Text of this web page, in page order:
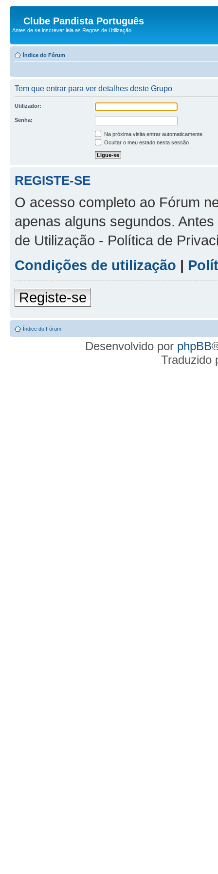
Clube Pandista Português
Antes de se inscrever leia as Regras de Utilização
Índice do Fórum
Tem que entrar para ver detalhes deste Grupo
Utilizador:
Senha:
Na próxima visita entrar automaticamente
Ocultar o meu estado nesta sessão
REGISTE-SE
O acesso completo ao Fórum
apenas alguns segundos.
de Utilização - Política de
Condições de utilização |
Registe-se
Índice do Fórum
Desenvolvido por phpBB
Traduzido